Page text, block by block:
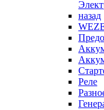
назад
Реле